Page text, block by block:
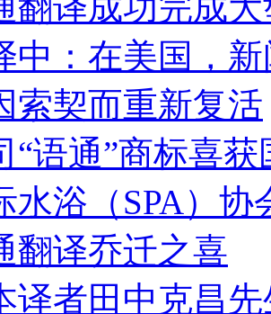
中：在美国，
索契而重新复活
“语通”商标喜
水浴（SPA）
翻译乔迁之喜
译者田中克昌